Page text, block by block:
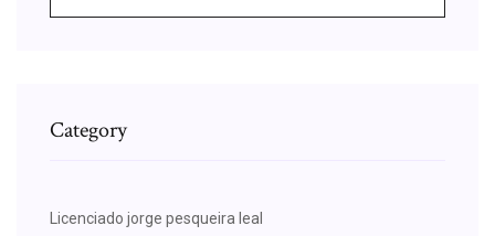
Category
Licenciado jorge pesqueira leal